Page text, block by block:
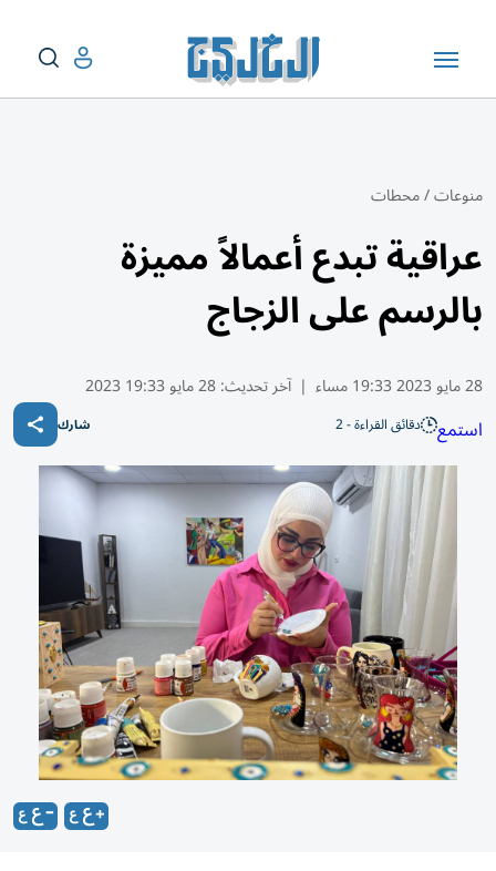
منوعات/محطات
عراقية تبدع أعمالاً مميزة
بالرسم على الزجاج
28 مايو 2023 19:33 مساء | آخر تحديث:28 مايو 19:33 2023
استمع دقائق القراءة - 2 شارك